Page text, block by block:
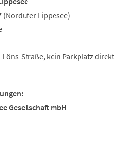
(Nordufer Lippesee)
Straße, kein Parkplatz direkt
Gesellschaft mbH